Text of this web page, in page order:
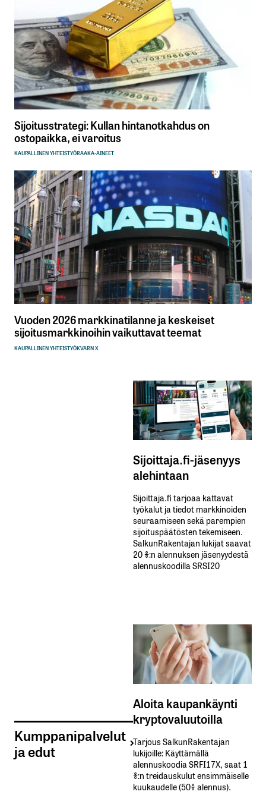
Sijoitusstrategi: Kullan hintanotkahdus on
ostopaikka, ei varoitus
KAUPALLINEN YHTEISTYÖRAAKA-AINEET
Vuoden 2026 markkinatilanne ja keskeiset
sijoitusmarkkinoihin vaikuttavat teemat
KAUPALLINEN YHTEISTYÖKVARN X
Kumppanipalvelut
ja edut
Sijoittaja.fi-jäsenyys
alehintaan
Sijoittaja.fi tarjoaa kattavat
työkalut ja tiedot markkinoiden
seuraamiseen sekä parempien
sijoituspäätösten tekemiseen.
SalkunRakentajan lukijat saavat
20 %:n alennuksen jäsenyydestä
alennuskoodilla SRSI20
Aloita kaupankäynti
kryptovaluutoilla
Tarjous SalkunRakentajan
lukijoille: Käyttämällä​ ​
alennuskoodia​ ​SRFI17X,​ ​saat​ ​1
%:n treidauskulut​ ​ensimmäiselle​ ​
kuukaudelle​ ​(50%​ ​alennus).